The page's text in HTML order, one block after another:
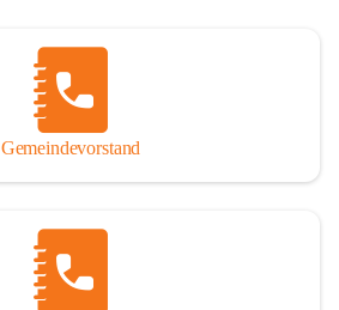
Gemeindevorstand